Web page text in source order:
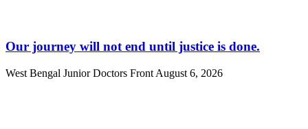
Our journey will not end until justice is done.
West Bengal Junior Doctors Front August 6, 2026